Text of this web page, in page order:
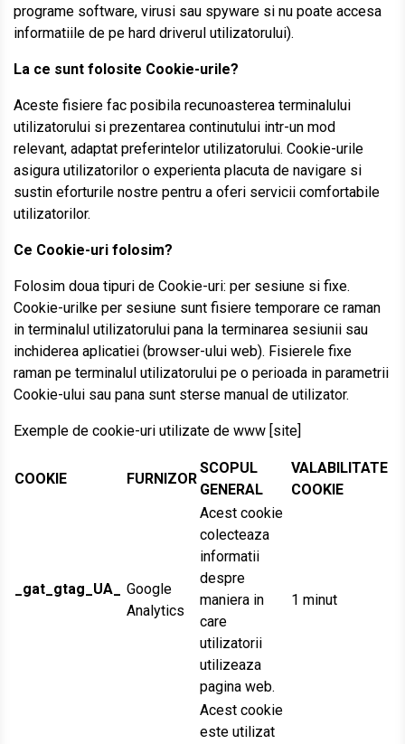
programe software, virusi sau spyware si nu poate accesa
informatiile de pe hard driverul utilizatorului).
La ce sunt folosite Cookie-urile?
Aceste fisiere fac posibila recunoasterea terminalului
utilizatorului si prezentarea continutului intr-un mod
relevant, adaptat preferintelor utilizatorului. Cookie-urile
asigura utilizatorilor o experienta placuta de navigare si
sustin eforturile nostre pentru a oferi servicii comfortabile
utilizatorilor.
Ce Cookie-uri folosim?
Folosim doua tipuri de Cookie-uri: per sesiune si fixe.
Cookie-urilke per sesiune sunt fisiere temporare ce raman
in terminalul utilizatorului pana la terminarea sesiunii sau
inchiderea aplicatiei (browser-ului web). Fisierele fixe
raman pe terminalul utilizatorului pe o perioada in parametrii
Cookie-ului sau pana sunt sterse manual de utilizator.
Exemple de cookie-uri utilizate de www [site]
COOKIE FURNIZOR
SCOPUL
GENERAL
VALABILITATE
COOKIE
_gat_gtag_UA_
Google
Analytics
Acest cookie
colecteaza
informatii
despre
maniera in
care
utilizatorii
utilizeaza
pagina web.
1 minut
Acest cookie
este utilizat